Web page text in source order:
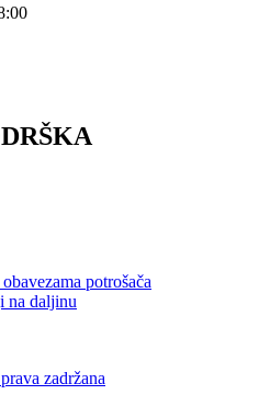
potrošača
na daljinu
zadržana